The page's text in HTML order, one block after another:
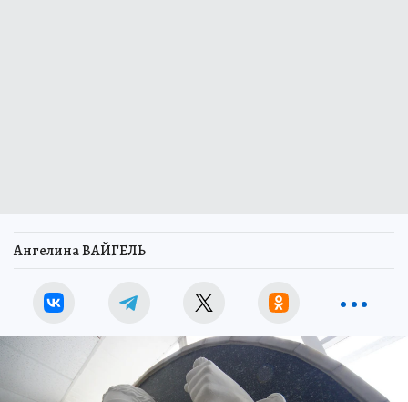
Ангелина ВАЙГЕЛЬ